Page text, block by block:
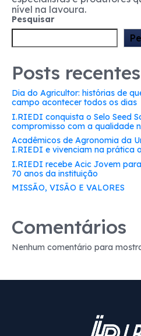
nível na lavoura.
Pesquisar
Posts recentes
Dia do Agricultor: histórias de
campo acontecer todos os dias
I.RIEDI conquista o Selo Seed
compromisso com a qualidade
Acadêmicos de Agronomia da
I.RIEDI e vivenciam na prática
I.RIEDI recebe Acic Jovem
70 anos da instituição
MISSÃO, VISÃO E VALORES
Comentários
Nenhum comentário para